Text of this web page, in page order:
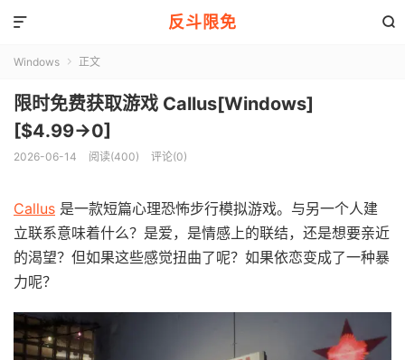
反斗限免 

Windows  正文
限时免费获取游戏 Callus[Windows]
[$4.99→0]
2026-06-14 阅读(400) 评论(0)
Callus 是一款短篇心理恐怖步行模拟游戏。与另一个人建
立联系意味着什么？是爱，是情感上的联结，还是想要亲近
的渴望？但如果这些感觉扭曲了呢？如果依恋变成了一种暴
力呢？